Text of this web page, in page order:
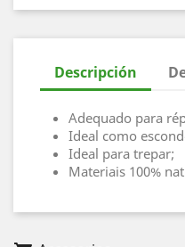
Descripción
Adequado para
Ideal como
Ideal para trepar;
Materiais 100%